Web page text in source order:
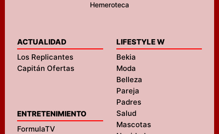
Hemeroteca
ACTUALIDAD
Los Replicantes
Capitán Ofertas
ENTRETENIMIENTO
FormulaTV
LIFESTYLE W
Bekia
Moda
Belleza
Pareja
Padres
Salud
Mascotas